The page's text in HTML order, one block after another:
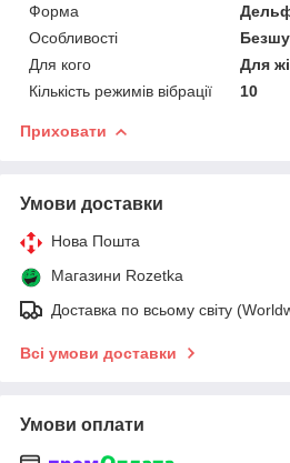
Форма
Особливості
Для кого
Для
Кількість режимів вібрації
10
Приховати
Умови доставки
Нова Пошта
Магазини Rozetka
Доставка по всьому світу
Всі умови доставки
Умови оплати